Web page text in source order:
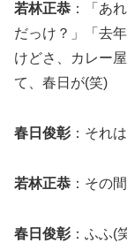
若林正恭 ：「あ
だっけ？」「去
けどさ、カレー
て、春日が(笑)
春日俊彰 ：それ
若林正恭 ：その
春日俊彰 ：ふふ(